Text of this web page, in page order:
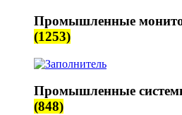
Промышленные
(1253)
Промышленные
(848)